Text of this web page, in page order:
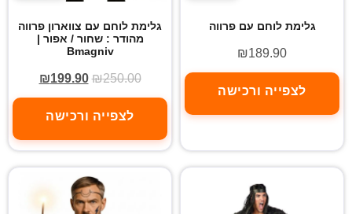
גלימת לוחם עם פרווה
₪189.90
לצפייה ורכישה
גלימת לוחם עם צווארון פרווה
מהודר : שחור / אפור |
Bmagniv
₪250.00
₪199.90
לצפייה ורכישה